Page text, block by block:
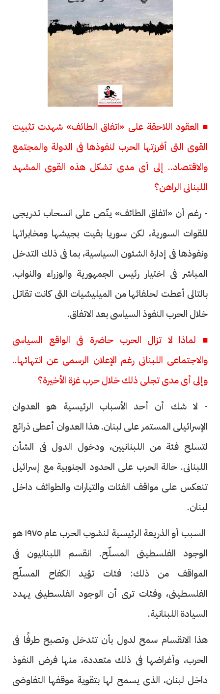
■ العقود اللاحقة على «اتفاق الطائف» شهدت تثبيت
القوى التى أفرزتها الحرب لنفوذها فى الدولة والمجتمع
والاقتصاد.. إلى أى مدى تشكل هذه القوى المشهد
اللبنانى الراهن؟
- رغم أن «اتفاق الطائف» ينّص على انسحاب تدريجى
للقوات السورية، لكن سوريا بقيت بجيشها ومخابراتها
ونفوذها فى إدارة الشئون السياسية، بما فى ذلك التدخل
المباشر فى اختيار رئيس الجمهورية والوزراء والنواب.
بالتالى أعطت لحلفائها من الميليشيات التى كانت تقاتل
خلال الحرب النفوذ السياسى بعد الاتفاق.
■ لماذا لا تزال الحرب حاضرة فى الواقع السياسى
والاجتماعى اللبنانى رغم الإعلان الرسمى عن انتهائها..
وإلى أى مدى تجلى ذلك خلال حرب غزة الأخيرة؟
- لا شك أن أحد الأسباب الرئيسية هو العدوان
الإسرائيلى المستمر على لبنان. هذا العدوان أعطى ذرائع
لتسلح فئة من اللبنانيين، ودخول الدول فى الشأن
اللبنانى. حالة الحرب على الحدود الجنوبية مع إسرائيل
تنعكس على مواقف الفئات والتيارات والطوائف داخل
لبنان.
السبب أو الذريعة الرئيسية لنشوب الحرب عام ١٩٧٥ هو
الوجود الفلسطينى المسلّح. انقسم اللبنانيون فى
المواقف من ذلك: فئات تؤيد الكفاح المسلّح
الفلسطينى، وفئات ترى أن الوجود الفلسطينى يهدد
السيادة اللبنانية.
هذا الانقسام سمح لدول بأن تتدخل وتصبح طرفًا فى
الحرب، وأغراضها فى ذلك متعددة، منها فرض النفوذ
داخل لبنان، الذى يسمح لها بتقوية موقفها التفاوضى